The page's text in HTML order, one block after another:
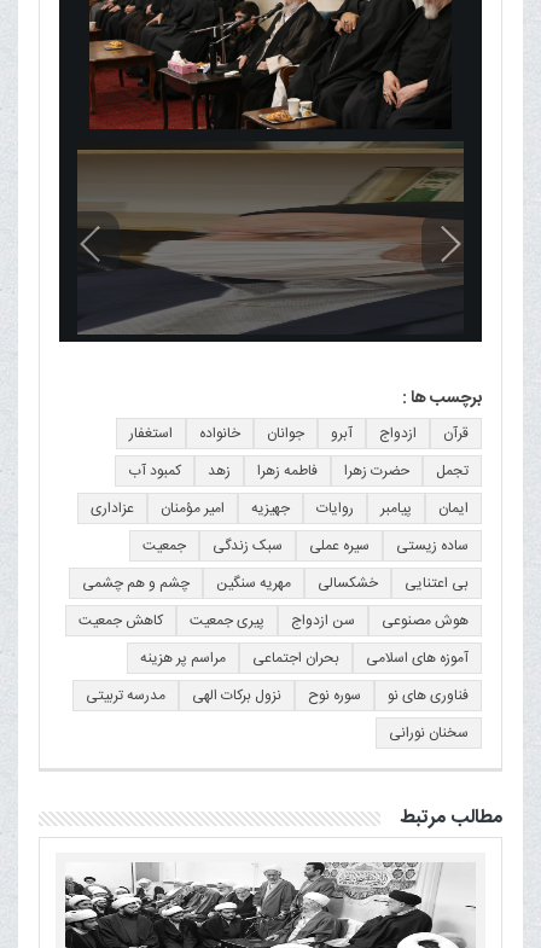
برچسب ها :
قرآن ازدواج آبرو جوانان خانواده
استغفار
تجمل
حضرت زهرا فاطمه زهرا زهد
کمبود آب
ایمان
پیامبر روایات جهیزیه امیر مؤمنان
عزاداری
ساده زیستی
سیره عملی سبک زندگی
جمعیت
بی اعتنایی
خشکسالی مهریه سنگین
چشم و هم چشمی
هوش مصنوعی
سن ازدواج پیری جمعیت
کاهش جمعیت
آموزه های اسلامی
بحران اجتماعی
مراسم پر هزینه
فناوری های نو
سوره نوح نزول برکات الهی
مدرسه تربیتی
سخنان نورانی
مطالب مرتبط